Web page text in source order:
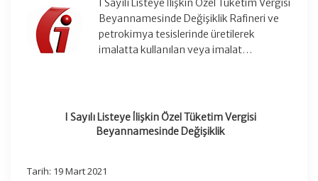
I Sayılı Listeye İlişkin Özel Tüketim Vergisi
Beyannamesinde Değişiklik Rafineri ve
petrokimya tesislerinde üretilerek
imalatta kullanılan veya imalat…
I Sayılı Listeye İlişkin Özel Tüketim Vergisi
Beyannamesinde Değişiklik
Tarih: 19 Mart 2021